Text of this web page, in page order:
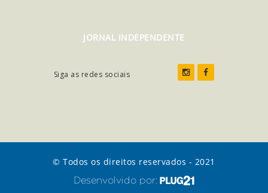
JORNAL INDEPENDENTE
Siga as redes sociais
© Todos os direitos reservados - 2021